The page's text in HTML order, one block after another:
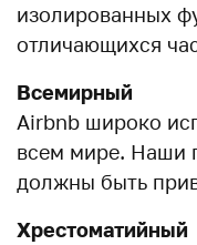
изолированных
отличающихся
Всемирный
Airbnb широко
всем мире. Наши
должны быть
Хрестоматийный